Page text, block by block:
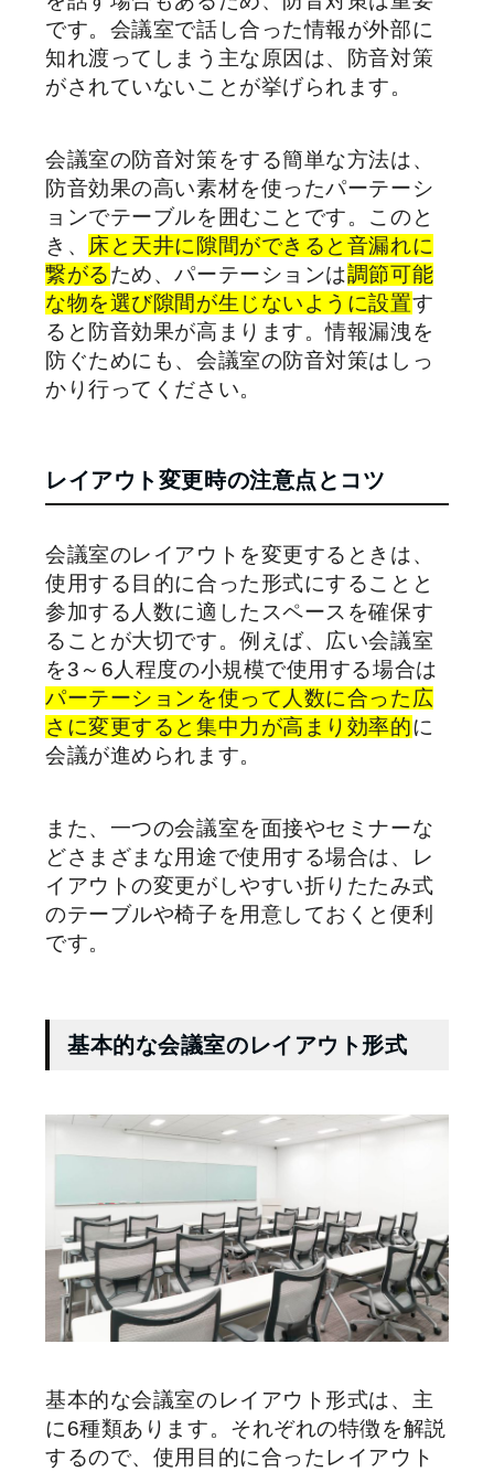
です。会議室で話し合った情報が外部に
知れ渡ってしまう主な原因は、防音対策
がされていないことが挙げられます。
会議室の防音対策をする簡単な方法は、
防音効果の高い素材を使ったパーテーシ
ョンでテーブルを囲むことです。このと
き、 床と天井に隙間ができると音漏れに
繋がるため、パーテーションは調節可能
な物を選び隙間が生じないように設置す
ると防音効果が高まります。情報漏洩を
防ぐためにも、会議室の防音対策はしっ
かり行ってください。
レイアウト変更時の注意点とコツ
会議室のレイアウトを変更するときは、
使用する目的に合った形式にすることと
参加する人数に適したスペースを確保す
ることが大切です。例えば、広い会議室
を3～6人程度の小規模で使用する場合は
パーテーションを使って人数に合った広
さに変更すると集中力が高まり効率的に
会議が進められます。
また、一つの会議室を面接やセミナーな
どさまざまな用途で使用する場合は、レ
イアウトの変更がしやすい折りたたみ式
のテーブルや椅子を用意しておくと便利
です。
基本的な会議室のレイアウト形式
基本的な会議室のレイアウト形式は、主
に6種類あります。それぞれの特徴を解説
するので、使用目的に合ったレイアウト